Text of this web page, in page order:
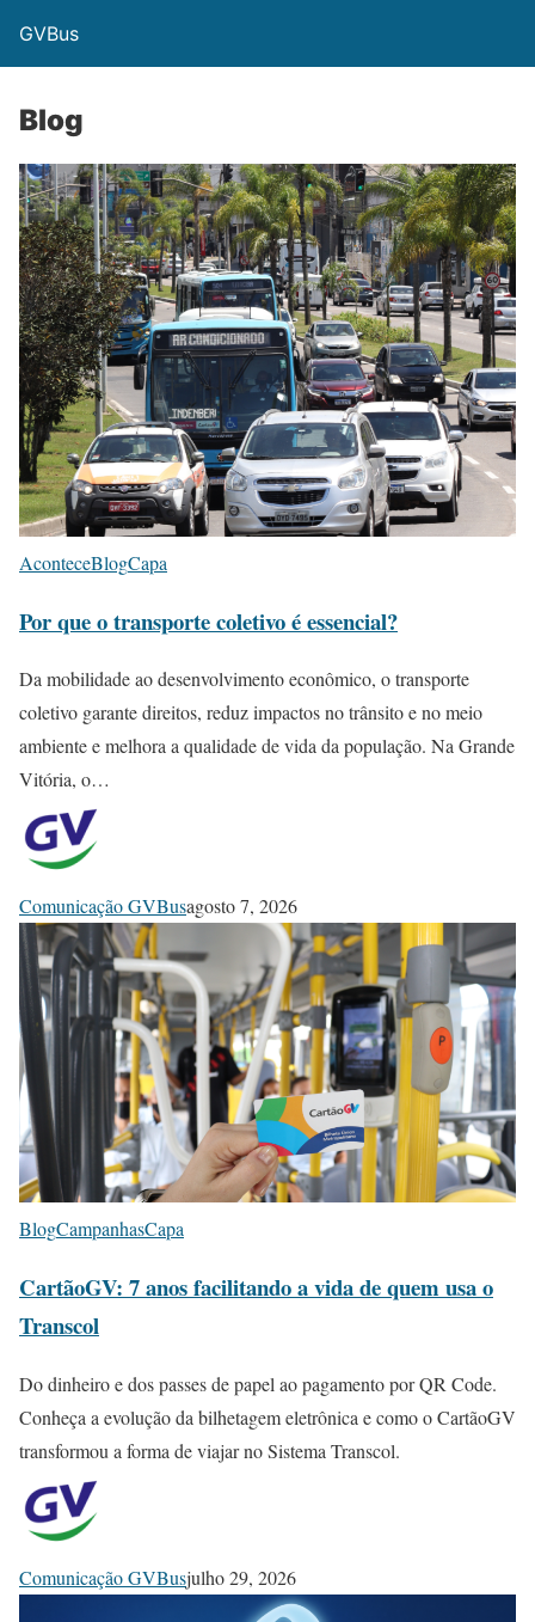
GVBus
Blog
AconteceBlogCapa
Por que o transporte coletivo é essencial?
Da mobilidade ao desenvolvimento econômico, o transporte
coletivo garante direitos, reduz impactos no trânsito e no meio
ambiente e melhora a qualidade de vida da população. Na Grande
Vitória, o…
Comunicação GVBusagosto 7, 2026
BlogCampanhasCapa
CartãoGV: 7 anos facilitando a vida de quem usa o
Transcol
Do dinheiro e dos passes de papel ao pagamento por QR Code.
Conheça a evolução da bilhetagem eletrônica e como o CartãoGV
transformou a forma de viajar no Sistema Transcol.
Comunicação GVBusjulho 29, 2026